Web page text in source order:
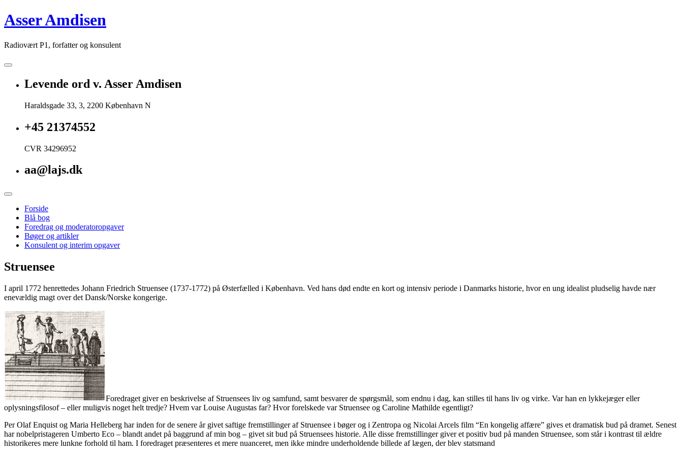
Skip
to
Asser Amdisen
Radiovært P1, forfatter og konsulent
Levende ord v. Asser Amdisen
Haraldsgade 33, 3, 2200 København N
+45 21374552
CVR 34296952
aa@lajs.dk
Forside
Blå bog
Foredrag og moderatoropgaver
Bøger og artikler
Konsulent og interim opgaver
Struensee
I april 1772 henrettedes Johann Friedrich Struensee (1737-1772) på Østerfælled i København. Ved hans død endte en kort og intensiv periode i Danmarks historie, hvor en ung idealist pludselig havde nær
enevældig magt over det Dansk/Norske kongerige.
Foredraget giver en beskrivelse af Struensees liv og samfund, samt besvarer de spørgsmål, som endnu i dag, kan stilles til hans liv og virke. Var han en lykkejæger eller
oplysningsfilosof – eller muligvis noget helt tredje? Hvem var Louise Augustas far? Hvor forelskede var Struensee og Caroline Mathilde egentligt?
Per Olaf Enquist og Maria Helleberg har inden for de senere år givet saftige fremstillinger af Struensee i bøger og i Zentropa og Nicolai Arcels film “En kongelig affære” gives et dramatisk bud på dramet. Senest
har nobelpristageren Umberto Eco – blandt andet på baggrund af min bog – givet sit bud på Struensees historie. Alle disse fremstillinger giver et positiv bud på manden Struensee, som står i kontrast til ældre
historikeres mere lunkne forhold til ham. I foredraget præsenteres et mere nuanceret, men ikke mindre underholdende billede af lægen, der blev statsmand